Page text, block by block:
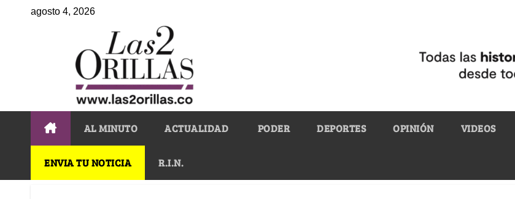
agosto 4, 2026
AL MINUTO ACTUALIDAD PODER DEPORTES OPINIÓN VIDEOS
ENVIA TU NOTICIA R.I.N.